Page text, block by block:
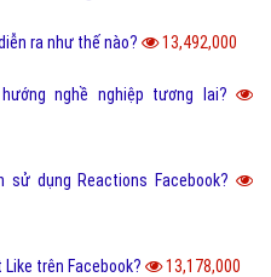
ra như thế nào? 13,492,000
nghề nghiệp tương lai?
sử dụng Reactions Facebook?
trên Facebook? 13,178,000